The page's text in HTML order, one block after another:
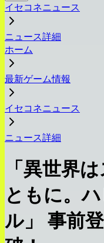
イセコネニュース
ニュース詳細
ホーム
最新ゲーム情報
イセコネニュース
ニュース詳細
「異世界
ともに。
ル」 事前